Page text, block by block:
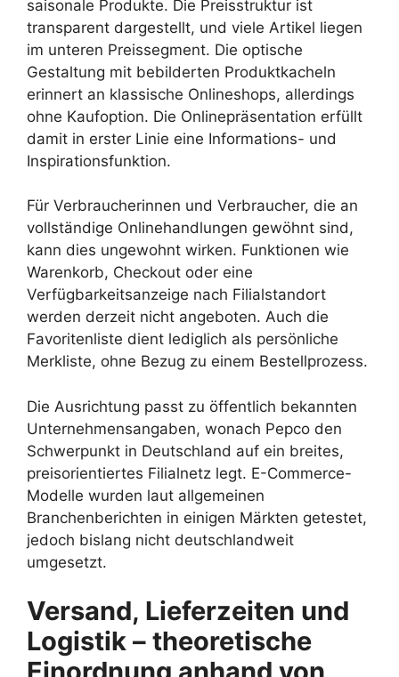
saisonale Produkte. Die Preisstruktur ist
transparent dargestellt, und viele Artikel liegen
im unteren Preissegment. Die optische
Gestaltung mit bebilderten Produktkacheln
erinnert an klassische Onlineshops, allerdings
ohne Kaufoption. Die Onlinepräsentation erfüllt
damit in erster Linie eine Informations- und
Inspirationsfunktion.
Für Verbraucherinnen und Verbraucher, die an
vollständige Onlinehandlungen gewöhnt sind,
kann dies ungewohnt wirken. Funktionen wie
Warenkorb, Checkout oder eine
Verfügbarkeitsanzeige nach Filialstandort
werden derzeit nicht angeboten. Auch die
Favoritenliste dient lediglich als persönliche
Merkliste, ohne Bezug zu einem Bestellprozess.
Die Ausrichtung passt zu öffentlich bekannten
Unternehmensangaben, wonach Pepco den
Schwerpunkt in Deutschland auf ein breites,
preisorientiertes Filialnetz legt. E-Commerce-
Modelle wurden laut allgemeinen
Branchenberichten in einigen Märkten getestet,
jedoch bislang nicht deutschlandweit
umgesetzt.
Versand, Lieferzeiten und
Logistik – theoretische